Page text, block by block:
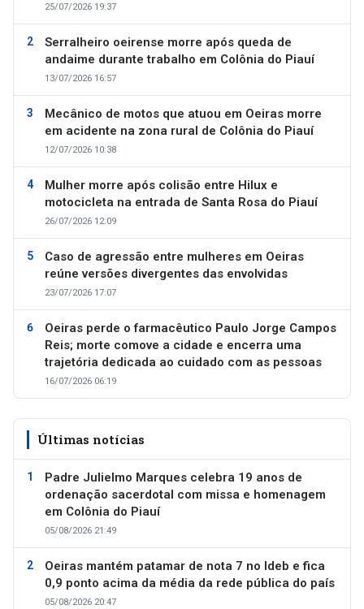
25/07/2026 19:37
Serralheiro oeirense morre após queda de
andaime durante trabalho em Colônia do Piauí
13/07/2026 16:57
Mecânico de motos que atuou em Oeiras morre
em acidente na zona rural de Colônia do Piauí
12/07/2026 10:38
Mulher morre após colisão entre Hilux e
motocicleta na entrada de Santa Rosa do Piauí
26/07/2026 12:09
Caso de agressão entre mulheres em Oeiras
reúne versões divergentes das envolvidas
23/07/2026 17:07
Oeiras perde o farmacêutico Paulo Jorge Campos
Reis; morte comove a cidade e encerra uma
trajetória dedicada ao cuidado com as pessoas
16/07/2026 06:19
Últimas notícias
Padre Julielmo Marques celebra 19 anos de
ordenação sacerdotal com missa e homenagem
em Colônia do Piauí
05/08/2026 21:49
Oeiras mantém patamar de nota 7 no Ideb e fica
0,9 ponto acima da média da rede pública do país
05/08/2026 20:47